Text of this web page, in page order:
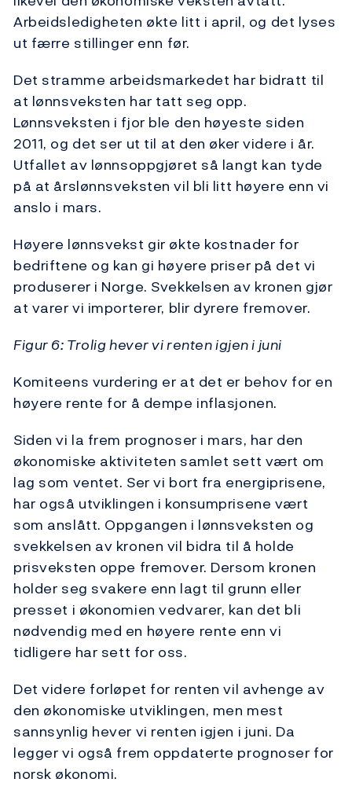
Arbeidsledigheten økte litt i april, og det lyses
ut færre stillinger enn før.
Det stramme arbeidsmarkedet har bidratt til
at lønnsveksten har tatt seg opp.
Lønnsveksten i fjor ble den høyeste siden
2011, og det ser ut til at den øker videre i år.
Utfallet av lønnsoppgjøret så langt kan tyde
på at årslønnsveksten vil bli litt høyere enn vi
anslo i mars.
Høyere lønnsvekst gir økte kostnader for
bedriftene og kan gi høyere priser på det vi
produserer i Norge. Svekkelsen av kronen gjør
at varer vi importerer, blir dyrere fremover.
Figur 6: Trolig hever vi renten igjen i juni
Komiteens vurdering er at det er behov for en
høyere rente for å dempe inflasjonen.
Siden vi la frem prognoser i mars, har den
økonomiske aktiviteten samlet sett vært om
lag som ventet. Ser vi bort fra energiprisene,
har også utviklingen i konsumprisene vært
som anslått. Oppgangen i lønnsveksten og
svekkelsen av kronen vil bidra til å holde
prisveksten oppe fremover. Dersom kronen
holder seg svakere enn lagt til grunn eller
presset i økonomien vedvarer, kan det bli
nødvendig med en høyere rente enn vi
tidligere har sett for oss.
Det videre forløpet for renten vil avhenge av
den økonomiske utviklingen, men mest
sannsynlig hever vi renten igjen i juni. Da
legger vi også frem oppdaterte prognoser for
norsk økonomi.